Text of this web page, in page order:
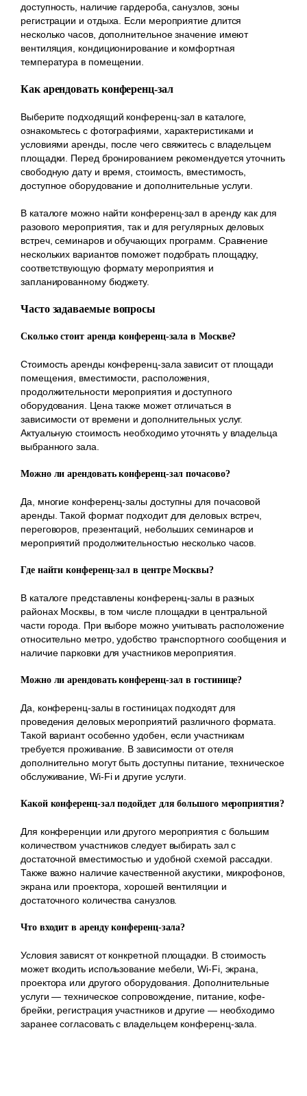
доступность, наличие гардероба, санузлов, зоны
регистрации и отдыха. Если мероприятие длится
несколько часов, дополнительное значение имеют
вентиляция, кондиционирование и комфортная
температура в помещении.
Как арендовать конференц-зал
Выберите подходящий конференц-зал в каталоге,
ознакомьтесь с фотографиями, характеристиками и
условиями аренды, после чего свяжитесь с владельцем
площадки. Перед бронированием рекомендуется уточнить
свободную дату и время, стоимость, вместимость,
доступное оборудование и дополнительные услуги.
В каталоге можно найти конференц-зал в аренду как для
разового мероприятия, так и для регулярных деловых
встреч, семинаров и обучающих программ. Сравнение
нескольких вариантов поможет подобрать площадку,
соответствующую формату мероприятия и
запланированному бюджету.
Часто задаваемые вопросы
Сколько стоит аренда конференц-зала в Москве?
Стоимость аренды конференц-зала зависит от площади
помещения, вместимости, расположения,
продолжительности мероприятия и доступного
оборудования. Цена также может отличаться в
зависимости от времени и дополнительных услуг.
Актуальную стоимость необходимо уточнять у владельца
выбранного зала.
Можно ли арендовать конференц-зал почасово?
Да, многие конференц-залы доступны для почасовой
аренды. Такой формат подходит для деловых встреч,
переговоров, презентаций, небольших семинаров и
мероприятий продолжительностью несколько часов.
Где найти конференц-зал в центре Москвы?
В каталоге представлены конференц-залы в разных
районах Москвы, в том числе площадки в центральной
части города. При выборе можно учитывать расположение
относительно метро, удобство транспортного сообщения и
наличие парковки для участников мероприятия.
Можно ли арендовать конференц-зал в гостинице?
Да, конференц-залы в гостиницах подходят для
проведения деловых мероприятий различного формата.
Такой вариант особенно удобен, если участникам
требуется проживание. В зависимости от отеля
дополнительно могут быть доступны питание, техническое
обслуживание, Wi-Fi и другие услуги.
Какой конференц-зал подойдет для большого мероприятия?
Для конференции или другого мероприятия с большим
количеством участников следует выбирать зал с
достаточной вместимостью и удобной схемой рассадки.
Также важно наличие качественной акустики, микрофонов,
экрана или проектора, хорошей вентиляции и
достаточного количества санузлов.
Что входит в аренду конференц-зала?
Условия зависят от конкретной площадки. В стоимость
может входить использование мебели, Wi-Fi, экрана,
проектора или другого оборудования. Дополнительные
услуги — техническое сопровождение, питание, кофе-
брейки, регистрация участников и другие — необходимо
заранее согласовать с владельцем конференц-зала.